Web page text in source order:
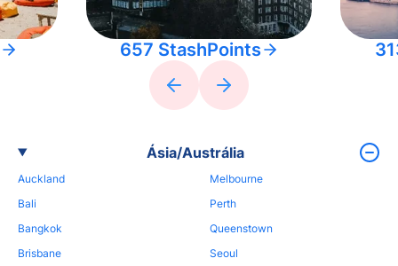
657 StashPoints
Ásia/Austrália
Auckland
Bali
Bangkok
Brisbane
Melbourne
Perth
Queenstown
Seoul